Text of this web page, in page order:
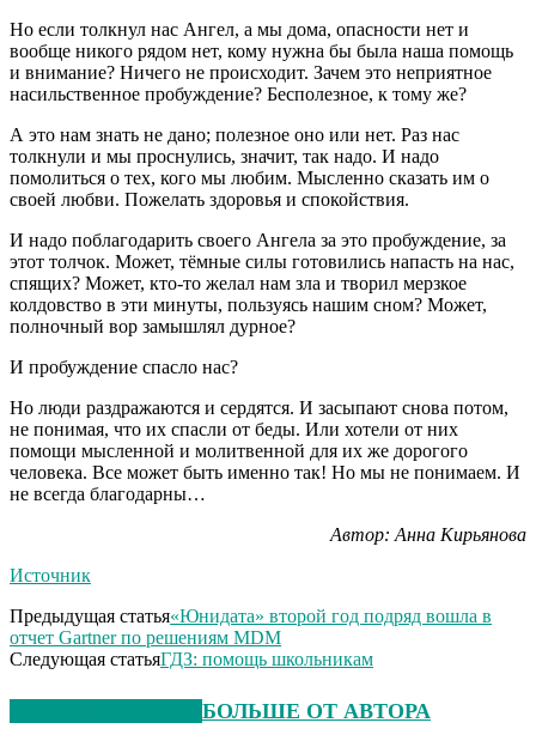
Но если толкнул нас Ангел, а мы дома, опасности нет и
вообще никого рядом нет, кому нужна бы была наша помощь
и внимание? Ничего не происходит. Зачем это неприятное
насильственное пробуждение? Бесполезное, к тому же?
А это нам знать не дано; полезное оно или нет. Раз нас
толкнули и мы проснулись, значит, так надо. И надо
помолиться о тех, кого мы любим. Мысленно сказать им о
своей любви. Пожелать здоровья и спокойствия.
И надо поблагодарить своего Ангела за это пробуждение, за
этот толчок. Может, тёмные силы готовились напасть на нас,
спящих? Может, кто-то желал нам зла и творил мерзкое
колдовство в эти минуты, пользуясь нашим сном? Может,
полночный вор замышлял дурное?
И пробуждение спасло нас?
Но люди раздражаются и сердятся. И засыпают снова потом,
не понимая, что их спасли от беды. Или хотели от них
помощи мысленной и молитвенной для их же дорогого
человека. Все может быть именно так! Но мы не понимаем. И
не всегда благодарны…
Автор: Анна Кирьянова
Источник
Предыдущая статья«Юнидата» второй год подряд вошла в
отчет Gartner по решениям MDM
Следующая статьяГДЗ: помощь школьникам
БОЛЬШЕ ОТ АВТОРА